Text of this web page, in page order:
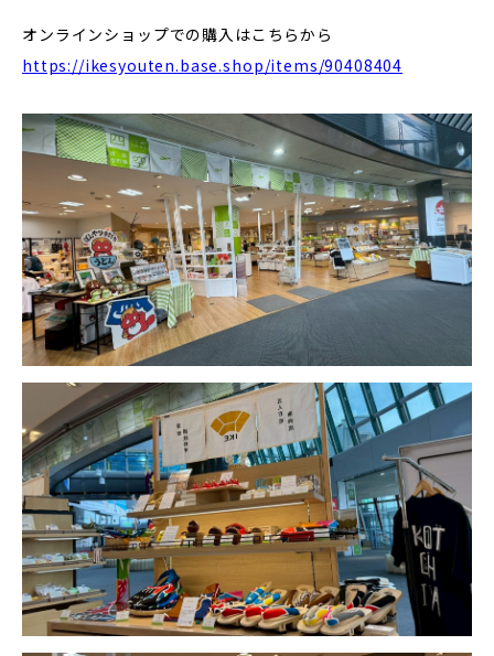
オンラインショップでの購入はこちらから
https://ikesyouten.base.shop/items/90408404